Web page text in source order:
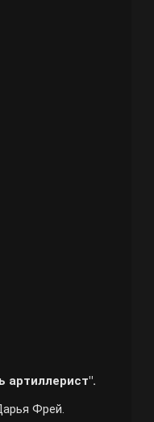
артиллерист".
Фрей.